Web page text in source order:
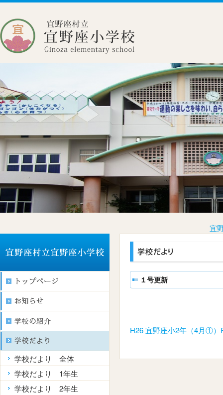
宜
学校だより 全体
学校だより 1年生
学校だより 2年生
１号更新
H26 宜野座小2年（4月①）